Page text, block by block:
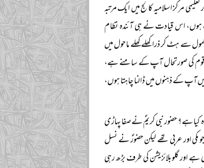
مرکز اسلامیہ کالج میں ایک مرتبہ
ہوں، اس قیادت نے ہی آئندہ نظام
سے ہٹ کر ذرا کھلے کھلے ماحول میں
قوم کی صورتحال آپ کے سامنے ہے،
کے ذہنوں میں ڈالنا چاہتا ہوں،
کیا ہے؟ حضور نبی کریمؐ نے صفا پہاڑی
مکی اور عربی تھے لیکن حضورؐ نے نسل
ہے اور گلوبلائزیشن کی طرف بڑھ رہی